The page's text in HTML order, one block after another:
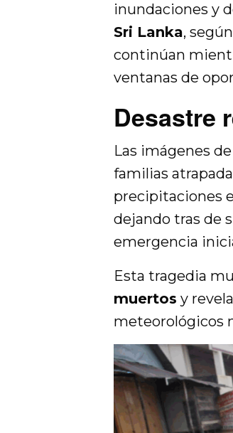
inundaciones y
Sri Lanka,
continúan
ventanas de
Desastre
Las imágenes
familias
precipitaciones
dejando tras de
emergencia
Esta tragedia
muertos y
meteorológicos